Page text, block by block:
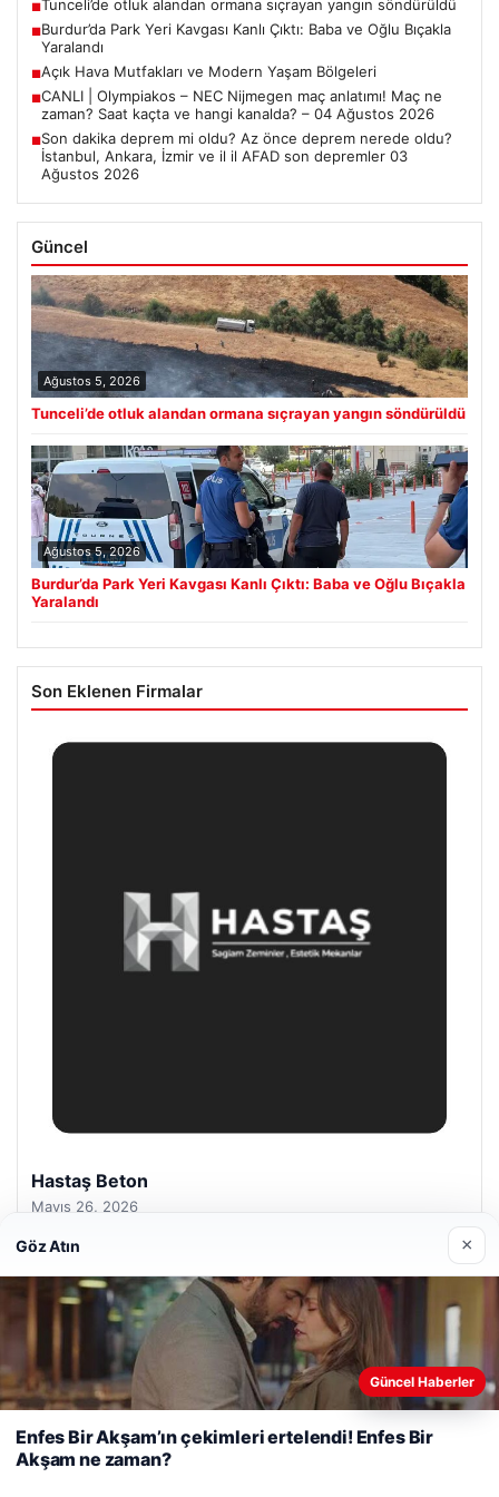
■Tunceli’de otluk alandan ormana sıçrayan yangın söndürüldü
■Burdur’da Park Yeri Kavgası Kanlı Çıktı: Baba ve Oğlu Bıçakla
Yaralandı
■Açık Hava Mutfakları ve Modern Yaşam Bölgeleri
■CANLI | Olympiakos – NEC Nijmegen maç anlatımı! Maç ne
zaman? Saat kaçta ve hangi kanalda? – 04 Ağustos 2026
■Son dakika deprem mi oldu? Az önce deprem nerede oldu?
İstanbul, Ankara, İzmir ve il il AFAD son depremler 03
Ağustos 2026
Güncel
Ağustos 5, 2026
Tunceli’de otluk alandan ormana sıçrayan yangın söndürüldü
Ağustos 5, 2026
Burdur’da Park Yeri Kavgası Kanlı Çıktı: Baba ve Oğlu Bıçakla
Yaralandı
Son Eklenen Firmalar
Prenses Night Club
Nisan 29, 2026
© 2026 Güzel Gazete Haberleri
Web sitemizi nasıl kullandığınızı daha iyi anlayabilmek,
deneyiminizi kişiselleştirmek ve geliştirmek amacıyla çerezler
kullanıyoruz. Çerez Politikamız
Reddet Kabul Et
Göz Atın ×
Güncel Haberler
Enfes Bir Akşam’ın çekimleri ertelendi! Enfes Bir
Akşam ne zaman?